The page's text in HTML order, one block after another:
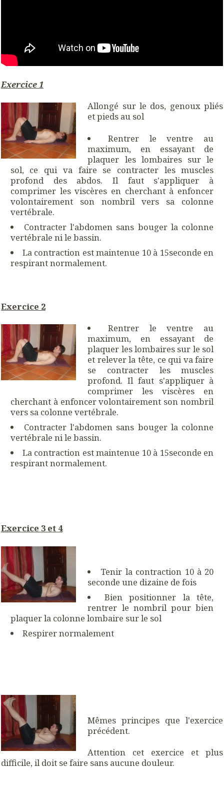
Exercice 1
Allongé sur le dos, genoux pliés
et pieds au sol
Rentrer le ventre au
maximum, en essayant de
plaquer les lombaires sur le
sol, ce qui va faire se contracter les muscles
profond des abdos. Il faut s'appliquer à
comprimer les viscères en cherchant à enfoncer
volontairement son nombril vers sa colonne
vertébrale.
Contracter l'abdomen sans bouger la colonne
vertébrale ni le bassin.
La contraction est maintenue 10 à 15seconde en
respirant normalement.
Exercice 2
Rentrer le ventre au
maximum, en essayant de
plaquer les lombaires sur le sol
et relever la tête, ce qui va faire
se contracter les muscles
profond. Il faut s'appliquer à
comprimer les viscères en
cherchant à enfoncer volontairement son nombril
vers sa colonne vertébrale.
Contracter l'abdomen sans bouger la colonne
vertébrale ni le bassin.
La contraction est maintenue 10 à 15seconde en
respirant normalement.
Exercice 3 et 4
Tenir la contraction 10 à 20
seconde une dizaine de fois
Bien positionner la tête,
rentrer le nombril pour bien
plaquer la colonne lombaire sur le sol
Respirer normalement
Mêmes principes que l'exercice
précédent.
Attention cet exercice et plus
difficile, il doit se faire sans aucune douleur.